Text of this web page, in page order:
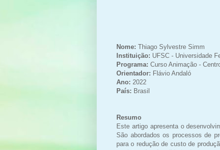
Nome: Thiago Sylvestre Simm
Instituição: UFSC - Universidade
Programa: Curso Animação -
Orientador: Flávio Andaló
Ano: 2022
País: Brasil
Resumo
Este artigo apresenta o
São abordados os processos de
para o redução de custo de